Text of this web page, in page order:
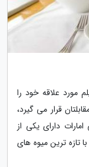
مورد علاقه خود را
قرار می گیرد،
دارای یکی از
تازه ترین میوه های